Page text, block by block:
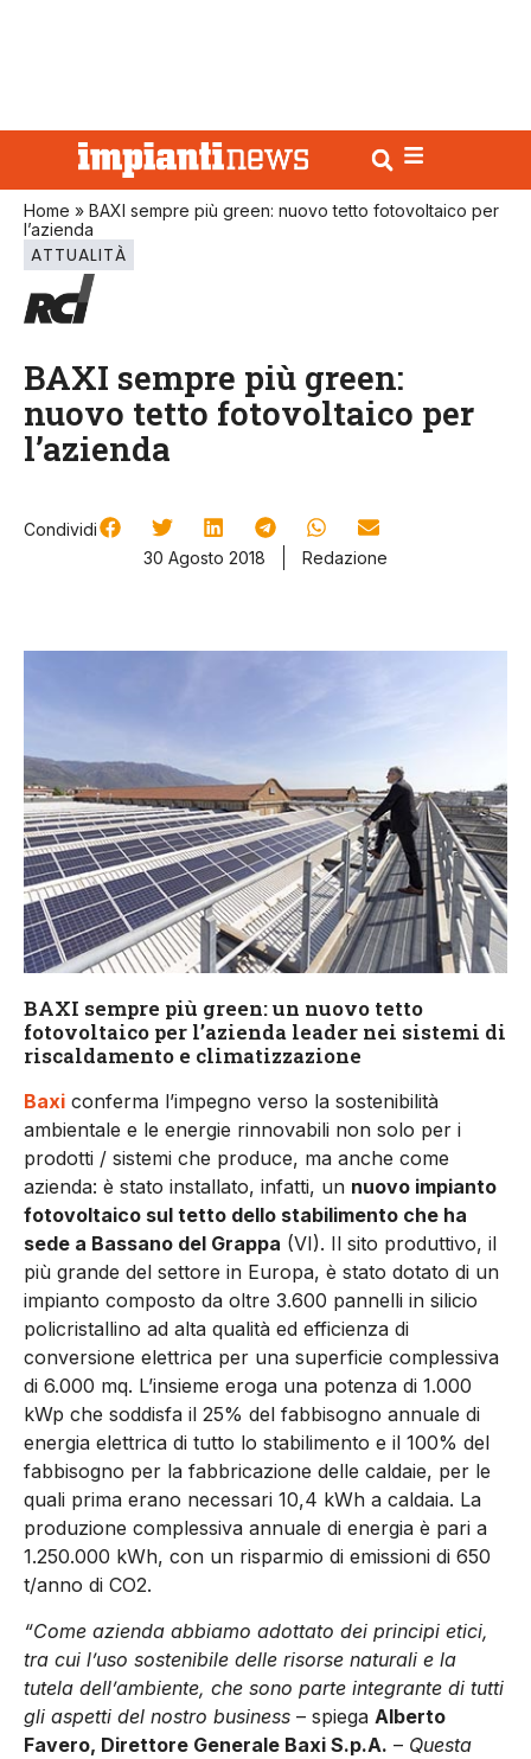
Home » BAXI sempre più green: nuovo tetto fotovoltaico per
l’azienda
ATTUALITÀ
BAXI sempre più green:
nuovo tetto fotovoltaico per
l’azienda
Condividi
30 Agosto 2018
Redazione
BAXI sempre più green: un nuovo tetto
fotovoltaico per l’azienda leader nei sistemi di
riscaldamento e climatizzazione
Baxi conferma l’impegno verso la sostenibilità
ambientale e le energie rinnovabili non solo per i
prodotti / sistemi che produce, ma anche come
azienda: è stato installato, infatti, un nuovo impianto
fotovoltaico sul tetto dello stabilimento che ha
sede a Bassano del Grappa (VI). Il sito produttivo, il
più grande del settore in Europa, è stato dotato di un
impianto composto da oltre 3.600 pannelli in silicio
policristallino ad alta qualità ed efficienza di
conversione elettrica per una superficie complessiva
di 6.000 mq. L’insieme eroga una potenza di 1.000
kWp che soddisfa il 25% del fabbisogno annuale di
energia elettrica di tutto lo stabilimento e il 100% del
fabbisogno per la fabbricazione delle caldaie, per le
quali prima erano necessari 10,4 kWh a caldaia. La
produzione complessiva annuale di energia è pari a
1.250.000 kWh, con un risparmio di emissioni di 650
t/anno di CO2.
“Come azienda abbiamo adottato dei principi etici,
tra cui l’uso sostenibile delle risorse naturali e la
tutela dell’ambiente, che sono parte integrante di tutti
gli aspetti del nostro business – spiega Alberto
Favero, Direttore Generale Baxi S.p.A. – Questa